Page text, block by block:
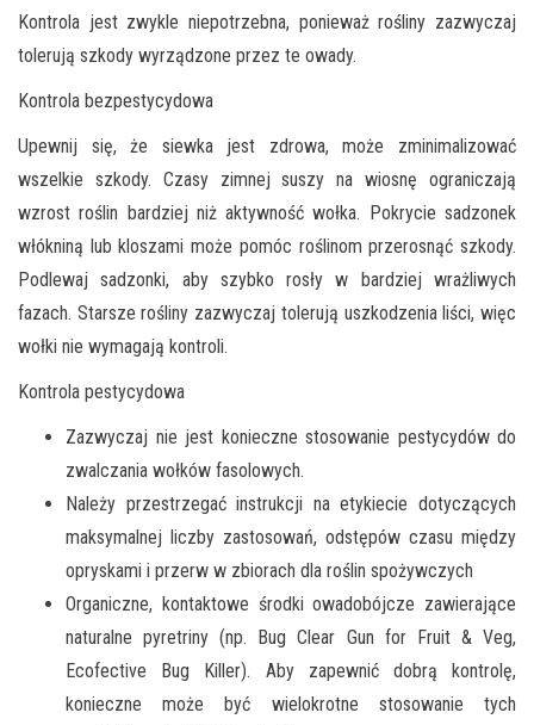
Kontrola jest zwykle niepotrzebna, ponieważ rośliny zazwyczaj
tolerują szkody wyrządzone przez te owady.
Kontrola bezpestycydowa
Upewnij się, że siewka jest zdrowa, może zminimalizować
wszelkie szkody. Czasy zimnej suszy na wiosnę ograniczają
wzrost roślin bardziej niż aktywność wołka. Pokrycie sadzonek
włókniną lub kloszami może pomóc roślinom przerosnąć szkody.
Podlewaj sadzonki, aby szybko rosły w bardziej wrażliwych
fazach. Starsze rośliny zazwyczaj tolerują uszkodzenia liści, więc
wołki nie wymagają kontroli.
Kontrola pestycydowa
Zazwyczaj nie jest konieczne stosowanie pestycydów do
zwalczania wołków fasolowych.
Należy przestrzegać instrukcji na etykiecie dotyczących
maksymalnej liczby zastosowań, odstępów czasu między
opryskami i przerw w zbiorach dla roślin spożywczych
Organiczne, kontaktowe środki owadobójcze zawierające
naturalne pyretriny (np. Bug Clear Gun for Fruit & Veg,
Ecofective Bug Killer). Aby zapewnić dobrą kontrolę,
konieczne może być wielokrotne stosowanie tych